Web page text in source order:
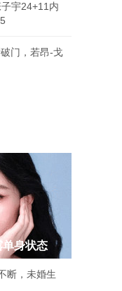
宇24+11内
门，若昂-戈
单身状态
断，未婚生